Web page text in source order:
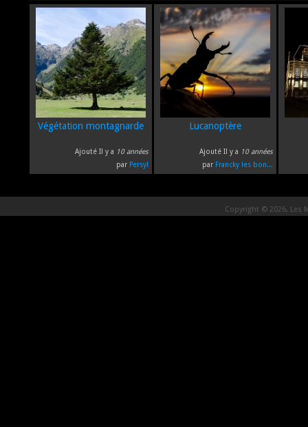
Végétation montagnarde
Ajouté Il y a 10 années
par Persyl
Lucanoptère
Ajouté Il y a 10 années
par Francky les bon...
Copyright © 2026, Les